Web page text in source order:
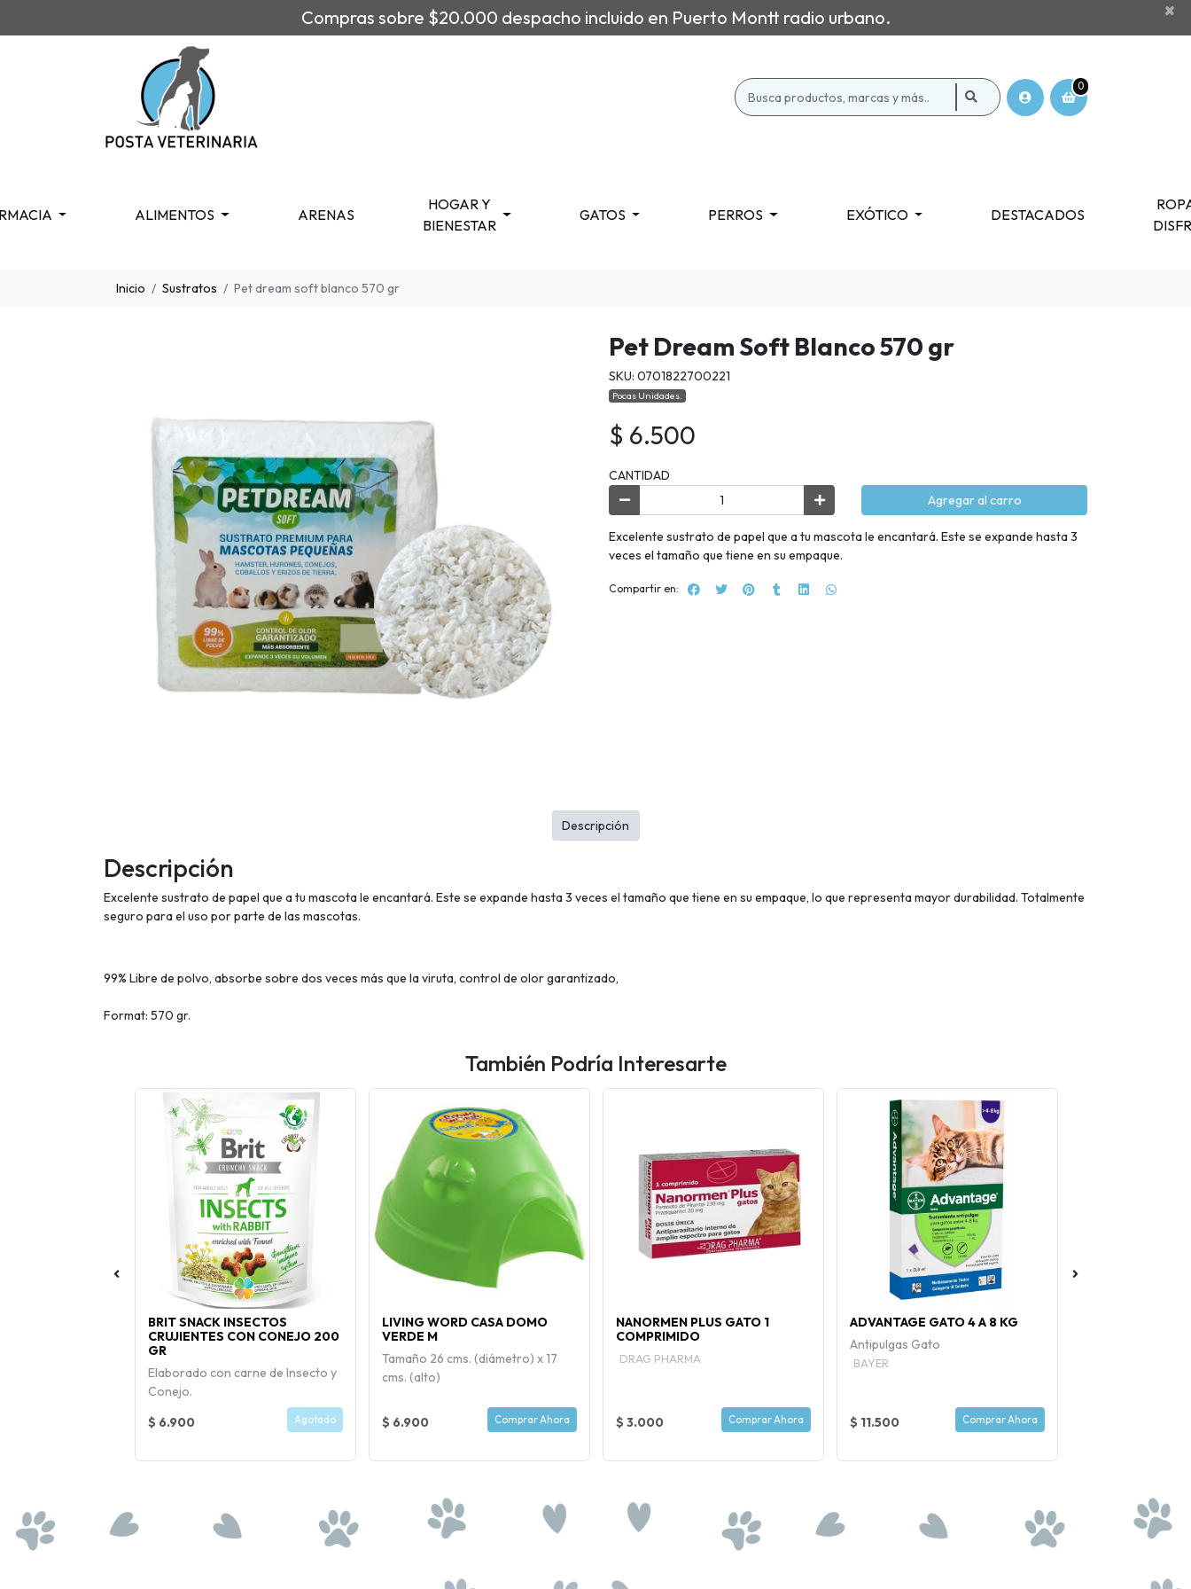
Compras sobre $20.000 despacho incluido en Puerto Montt radio urbano. ×
0
ALIMENTOS ARENAS
HOGAR Y
BIENESTAR
GATOS PERROS EXÓTICO DESTACADOS
Inicio Sustratos Pet dream soft blanco 570 gr
Pet Dream Soft Blanco 570 gr
SKU: 0701822700221
Pocas Unidades.
$ 6.500
CANTIDAD
Agregar al carro
Excelente sustrato de papel que a tu mascota le encantará. Este se expande hasta 3
veces el tamaño que tiene en su empaque.
Compartir en:
Descripción
Excelente sustrato de papel que a tu mascota le encantará. Este se expande hasta 3 veces el tamaño que tiene en su empaque, lo que representa mayor durabilidad. Totalmente
seguro para el uso por parte de las mascotas.
99% Libre de polvo, absorbe sobre dos veces más que la viruta, control de olor garantizado,
Format: 570 gr.
Descripción
También Podría Interesarte
BRIT SNACK INSECTOS
CRUJIENTES CON CONEJO 200
GR
Elaborado con carne de Insecto y
Conejo.
$ 6.900
Agotado
LIVING WORD CASA DOMO
VERDE M
Tamaño 26 cms. (diámetro) x 17
cms. (alto)
$ 6.900 Comprar Ahora
NANORMEN PLUS GATO 1
COMPRIMIDO
DRAG PHARMA
$ 3.000 Comprar Ahora
ADVANTAGE GATO 4 A 8 KG
Antipulgas Gato
BAYER
$ 11.500 Comprar Ahora